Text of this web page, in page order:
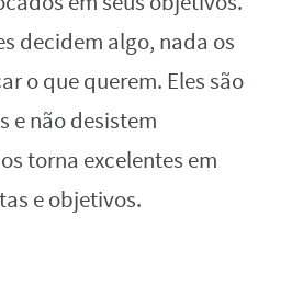
decidem algo, nada os
o que querem. Eles são
e não desistem
torna excelentes em
e objetivos.